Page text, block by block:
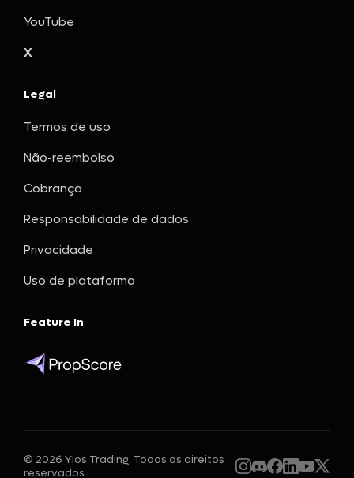
YouTube
X
Legal
Termos de uso
Não-reembolso
Cobrança
Responsabilidade de dados
Privacidade
Uso de plataforma
Feature In
© 2026 Ylos Trading. Todos os direitos
reservados.